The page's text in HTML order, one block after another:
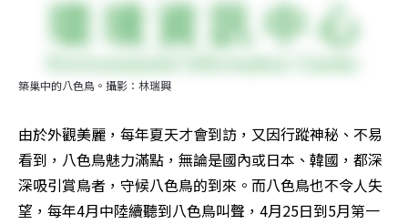
築巢中的八色鳥。攝影：林瑞興
由於外觀美麗，每年夏天才會到訪，又因行蹤神秘、不易
看到，八色鳥魅力滿點，無論是國內或日本、韓國，都深
深吸引賞鳥者，守候八色鳥的到來。而八色鳥也不令人失
望，每年4月中陸續聽到八色鳥叫聲，4月25日到5月第一